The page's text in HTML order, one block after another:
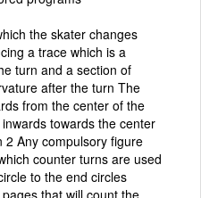
the skater changes
a trace which is a
turn and a section of
after the turn The
from the center of the
towards the center
2 Any compulsory figure
counter turns are used
to the end circles
that will count the